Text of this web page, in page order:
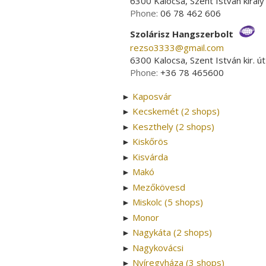
Phone: 06 78 462 606
Szolárisz Hangszerbolt
rezso3333­@­gmail.com
6300 Kalocsa, Szent István kir.
Phone: +36 78 465600
► Kaposvár
► Kecskemét (2 shops)
► Keszthely (2 shops)
► Kiskőrös
► Kisvárda
► Makó
► Mezőkövesd
► Miskolc (5 shops)
► Monor
► Nagykáta (2 shops)
► Nagykovácsi
► Nyíregyháza (3 shops)